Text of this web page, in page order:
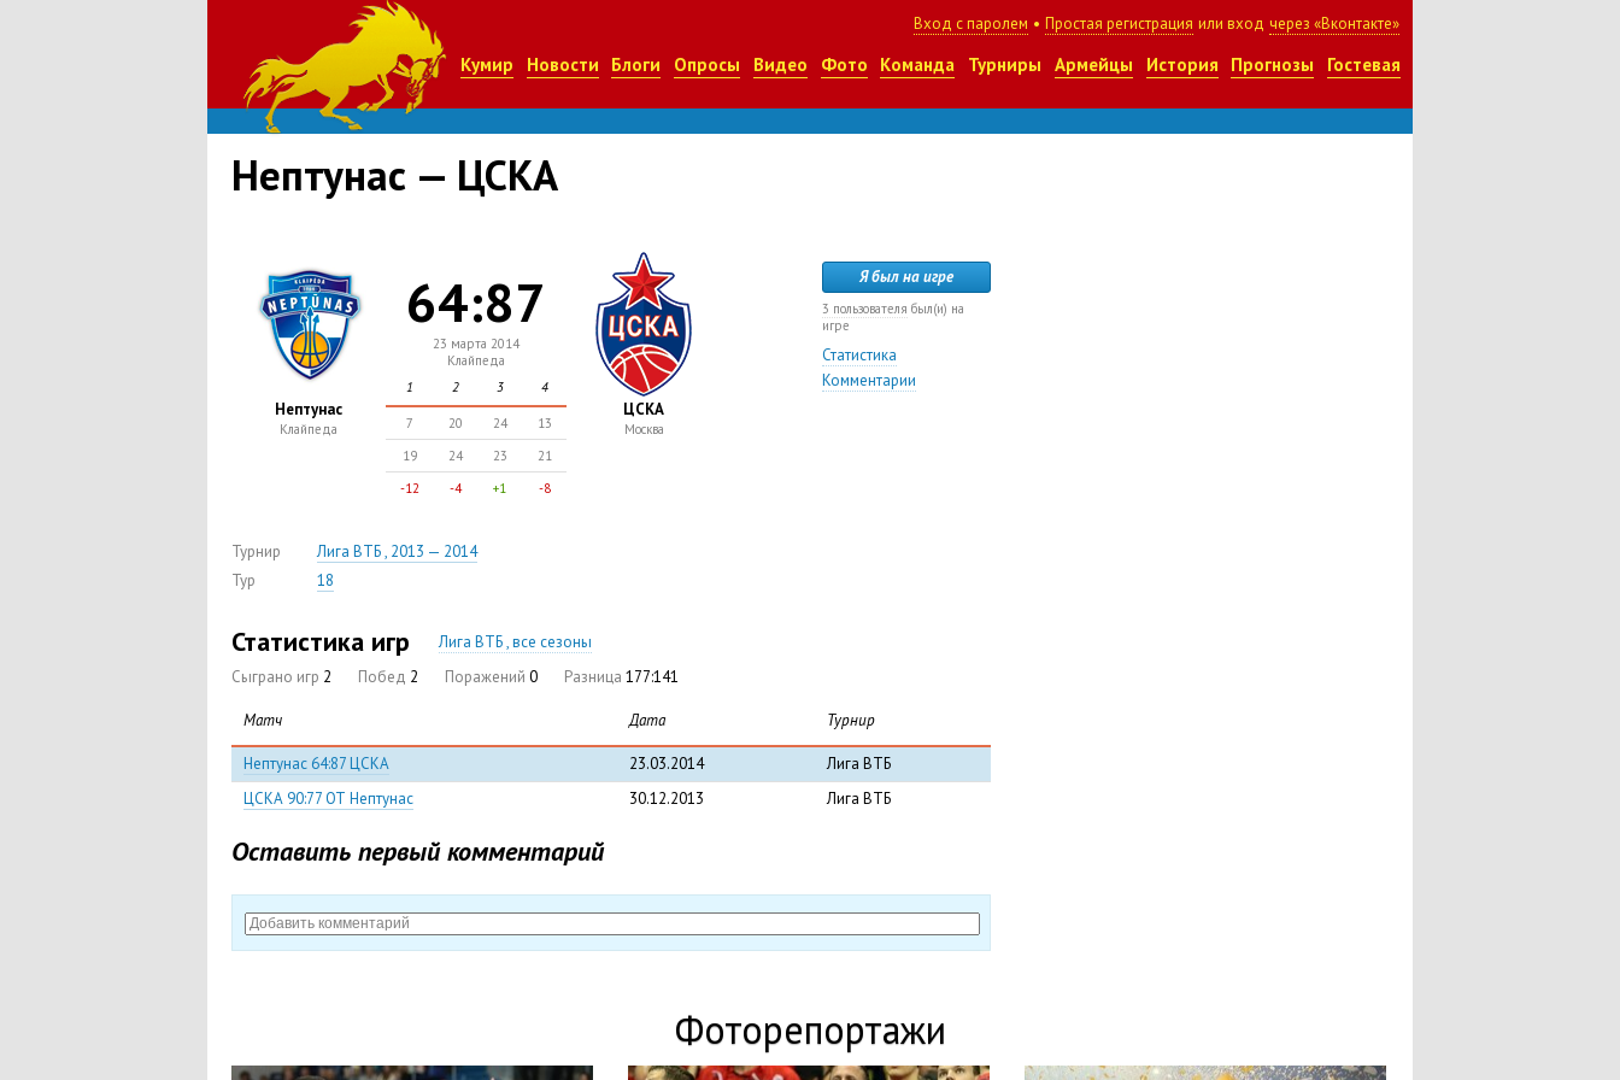
Вход с паролем • Простая регистрация или вход через «Вконтакте»
Кумир Новости Блоги Опросы Видео Фото Команда Турниры Армейцы История Прогнозы Гостевая
Нептунас — ЦСКА
Нептунас
Клайпеда
64:87
23 марта 2014
Клайпеда
1
2 3 4
7 20 24
13
19
24 23
21
-12
-4 +1 -8
ЦСКА
Москва
Турнир
Лига ВТБ , 2013 — 2014
Тур
18
Я был на игре
3 пользователя был(и) на
игре
Статистика
Комментарии
Статистика игр
Лига ВТБ , все сезоны
Сыграно игр 2 Побед 2 Поражений 0 Разница 177:141
Матч Дата Турнир
Нептунас 64:87 ЦСКА 23.03.2014
Лига ВТБ
ЦСКА 90:77 ОТ Нептунас
30.12.2013 Лига ВТБ
Оставить первый комментарий
Фоторепортажи